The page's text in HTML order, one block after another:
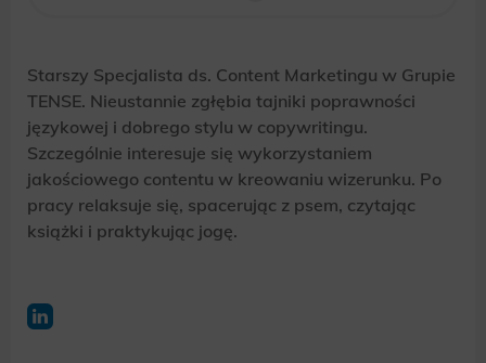
Starszy Specjalista ds. Content Marketingu w Grupie
TENSE. Nieustannie zgłębia tajniki poprawności
językowej i dobrego stylu w copywritingu.
Szczególnie interesuje się wykorzystaniem
jakościowego contentu w kreowaniu wizerunku. Po
pracy relaksuje się, spacerując z psem, czytając
książki i praktykując jogę.